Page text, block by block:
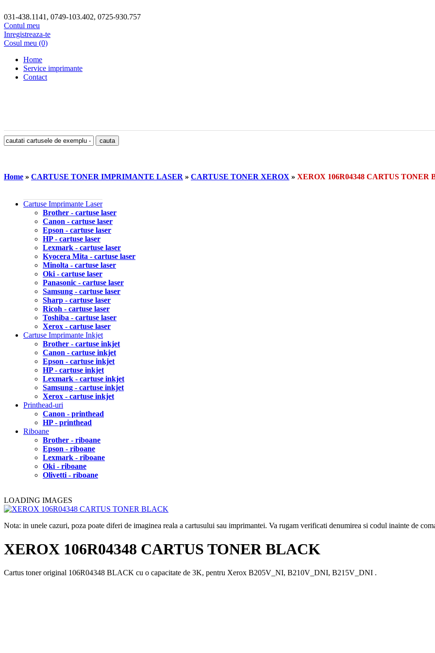
031-438.1141, 0749-103.402, 0725-930.757
Contul meu
Inregistreaza-te
Cosul meu (0)
Home
Service imprimante
Contact
Home » CARTUSE TONER IMPRIMANTE LASER » CARTUSE TONER XEROX » XEROX 106R04348 CARTUS TONER
Cartuse Imprimante Laser
Brother - cartuse laser
Canon - cartuse laser
Epson - cartuse laser
HP - cartuse laser
Lexmark - cartuse laser
Kyocera Mita - cartuse laser
Minolta - cartuse laser
Oki - cartuse laser
Panasonic - cartuse laser
Samsung - cartuse laser
Sharp - cartuse laser
Ricoh - cartuse laser
Toshiba - cartuse laser
Xerox - cartuse laser
Cartuse Imprimante Inkjet
Brother - cartuse inkjet
Canon - cartuse inkjet
Epson - cartuse inkjet
HP - cartuse inkjet
Lexmark - cartuse inkjet
Samsung - cartuse inkjet
Xerox - cartuse inkjet
Printhead-uri
Canon - printhead
HP - printhead
Riboane
Brother - riboane
Epson - riboane
Lexmark - riboane
Oki - riboane
Olivetti - riboane
LOADING IMAGES
Nota: in unele cazuri, poza poate diferi de imaginea reala a cartusului sau imprimantei. Va rugam verificati denumirea si codul inainte de
XEROX 106R04348 CARTUS TONER BLACK
Cartus toner original 106R04348 BLACK cu o capacitate de 3K, pentru Xerox B205V_NI, B210V_DNI, B215V_DNI .